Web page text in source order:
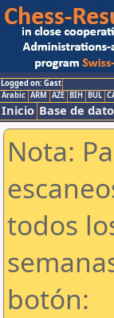
Logged on: Gast
Arabic ARM AZE BIH BUL
Inicio Base de
Nota:
todos
botón: